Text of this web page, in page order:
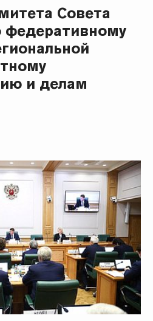
Совета
и делам